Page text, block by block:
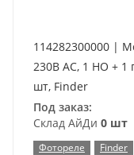
114282300000 |
230В AC, 1 НО + 1
шт, Finder
Под заказ:
Склад АйДи 0 шт
Фотореле Finder